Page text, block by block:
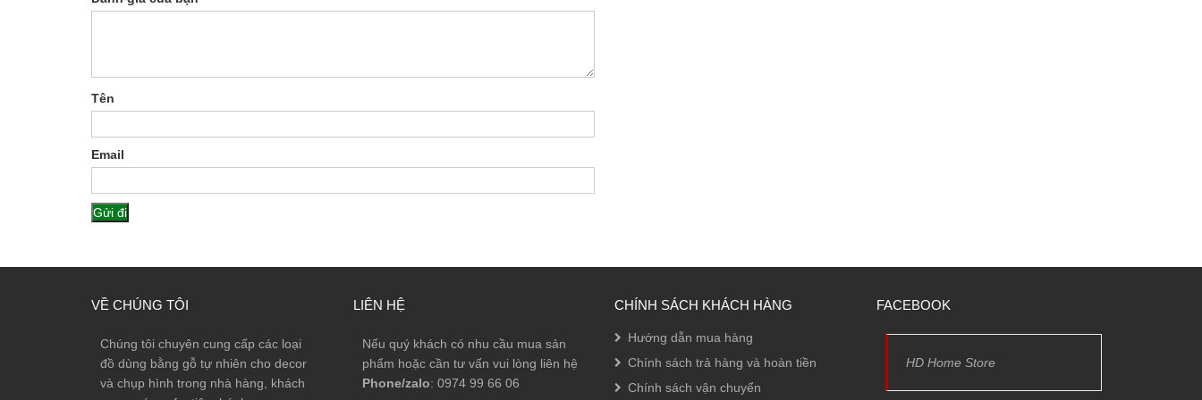
Tên
Email
VỀ CHÚNG TÔI
Chúng tôi chuyên cung cấp các loại
đồ dùng bằng gỗ tự nhiên cho decor
và chụp hình trong nhà hàng, khách
LIÊN HỆ
Nếu quý khách có nhu cầu mua sản
phẩm hoặc cần tư vấn vui lòng liên hệ
Phone/zalo: 0974 99 66 06
CHÍNH SÁCH KHÁCH HÀNG
Hướng dẫn mua hàng
Chính sách trả hàng và hoàn tiền
Chính sách vận chuyển
FACEBOOK
HD Home Store